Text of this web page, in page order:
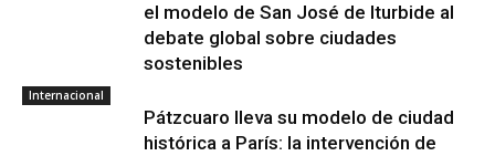
el modelo de San José de Iturbide al
debate global sobre ciudades
sostenibles
Internacional
Pátzcuaro lleva su modelo de ciudad
histórica a París: la intervención de